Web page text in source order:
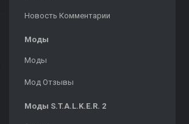
Новость Комментарии
Моды
Моды
Мод Отзывы
Моды S.T.A.L.K.E.R. 2